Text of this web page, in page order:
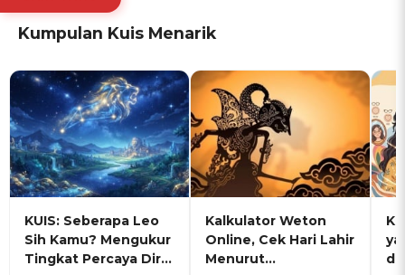
Kumpulan Kuis Menarik
KUIS: Seberapa Leo
Sih Kamu? Mengukur
Tingkat Percaya Diri
Kalkulator Weton
Online, Cek Hari Lahir
Menurut